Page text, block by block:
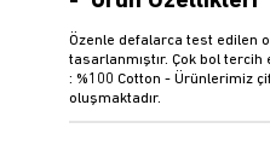
Özenle defalarca test edilen
tasarlanmıştır. Çok bol
: %100 Cotton - Ürünlerimiz
oluşmaktadır.